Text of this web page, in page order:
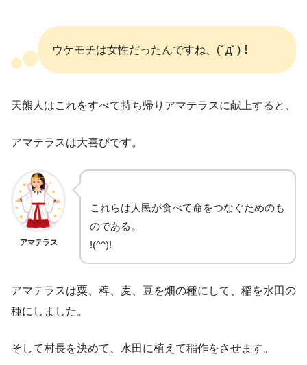
ウケモチは女性だったんですね、(ﾟдﾟ)！
天熊人はこれをすべて持ち帰りアマテラスに献上すると、
アマテラスは大喜びです。
アマテラス
これらは人民が食べて命をつなぐためのも
のである。
!(^^)!
アマテラスは粟、稗、麦、豆を畑の種にして、稲を水田の
種にしました。
そして村長を決めて、水田に植えて稲作をさせます。